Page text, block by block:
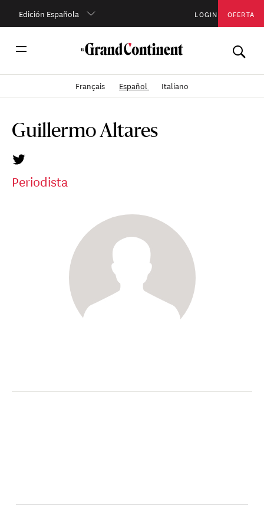
Edición Española LOGIN OFERTA
Français Español Italiano
Guillermo Altares
Periodista